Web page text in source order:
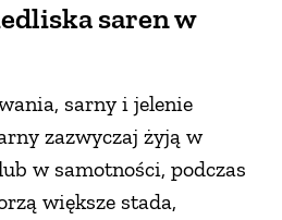
saren w
sarny i jelenie
zazwyczaj żyją w
w samotności, podczas
większe stada,